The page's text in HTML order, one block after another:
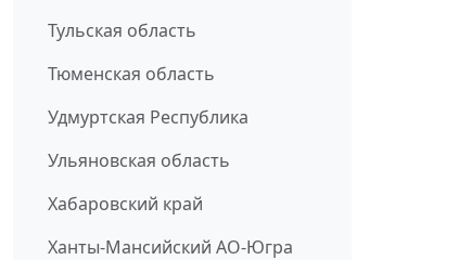
Тульская область
Тюменская область
Удмуртская Республика
Ульяновская область
Хабаровский край
Ханты-Мансийский АО-Югра